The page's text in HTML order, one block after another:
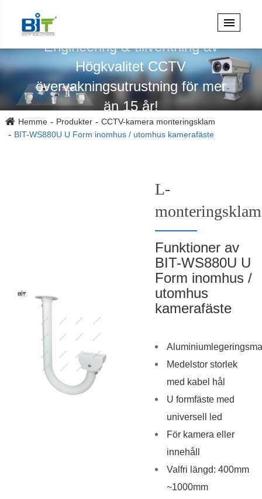
Engineering & tillverkning av
Högkvalitet CCTV
övervakningsutrustning för mer
än 15 år!
Hemme Produkter
CCTV-kamera monteringsklam
BIT-WS880U U Form inomhus / utomhus kamerafäste
L-
Funktioner av
BIT-WS880U U
Form inomhus /
utomhus
kamerafäste
Medelstor storlek
med kabel hål
U formfäste med
universell led
För kamera eller
innehåll
Valfri längd: 400mm
~1000mm